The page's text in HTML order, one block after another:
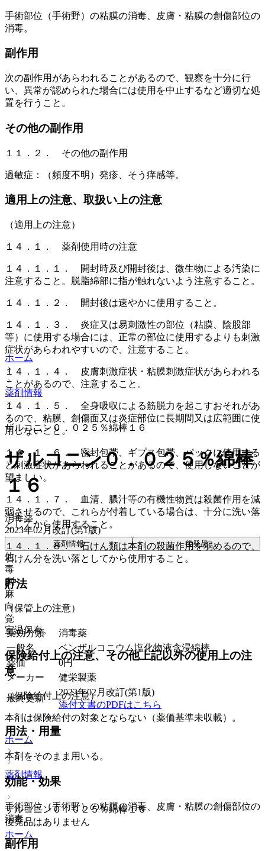
手術部位（手術野）の粘膜の消毒、皮膚・粘膜の創傷部位の
消毒。
副作用
次の副作用があらわれることがあるので、観察を十分に行
い、異常が認められた場合には使用を中止するなど適切な処
置を行うこと。
その他の副作用
１１．２． その他の副作用
過敏症：（頻度不明）発疹、そう痒感等。
適用上の注意、取扱い上の注意
（適用上の注意）
１４．１． 薬剤使用時の注意
１４．１．１． 開封時及び開封後は、微生物による汚染に
注意すること。脱脂綿部に指が触れないよう注意すること。
１４．１．２． 開封後は速やかに使用すること。
１４．１．３． 炎症又は易刺激性の部位（粘膜、陰股部
等）に使用する場合には、正常の部位に使用するよりも刺激
症状があらわれやすいので、注意すること。
１４．１．４． 皮膚刺激症状・粘膜刺激症状があらわれる
ことがあるので、注意すること。
１４．１．５． 全身吸収による筋脱力を起こすおそれがあ
るので、粘膜、創傷面又は炎症部位に長期間又は広範囲に使
用しないこと。
１４．１．６． 密封包帯、ギプス包帯、パックに使用する
と刺激症状があらわれることがあるので、使用しないことが
望ましい。
１４．１．７． 血清、膿汁等の有機性物質は殺菌作用を減
弱させるので、これらが付着している場合は、十分に洗い落
としてから使用すること。
１４．１．８． 石けん類は本剤の殺菌作用を弱めるので、
石けん分を洗い落としてから使用すること。
貯法
（保管上の注意）
室温保存。
保険給付上の注意、その他上記以外の使用上の注
意
（保険給付上の注意）
本剤は保険給付の対象とならない（薬価基準未収載）。
ホーム
薬剤情報
ザルコニン０．０２５％綿棒１６
後発品はありません
ホーム
ホーム
薬剤情報
ザルコニン０．０２５％綿棒１６
ザルコニン０．０２５％綿棒
１６
消毒薬
2023年02月改訂(第1版)
薬剤情報 後発品
他
毒
劇
麻
向
覚
薬効分類
消毒薬
一般名
ベンザルコニウム塩化物液含浸綿棒
薬価
0円
メーカー
健栄製薬
最終更新
2023年02月改訂(第1版)
添付文書のPDFはこちら
用法・用量
本剤をそのまま用いる。
効能・効果
手術部位（手術野）の粘膜の消毒、皮膚・粘膜の創傷部位の
消毒。
副作用